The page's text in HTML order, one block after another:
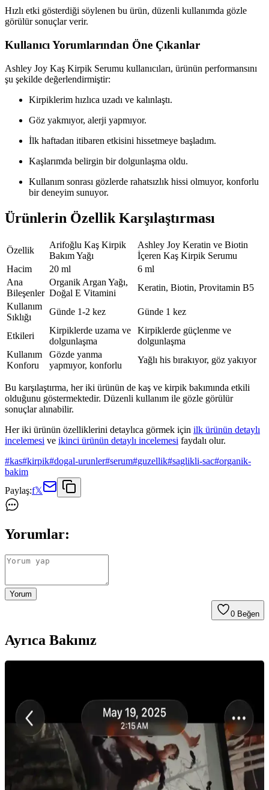
Hızlı etki gösterdiği söylenen bu ürün, düzenli kullanımda gözle
görülür sonuçlar verir.
Kullanıcı Yorumlarından Öne Çıkanlar
Ashley Joy Kaş Kirpik Serumu kullanıcıları, ürünün performansını
şu şekilde değerlendirmiştir:
Kirpiklerim hızlıca uzadı ve kalınlaştı.
Göz yakmıyor, alerji yapmıyor.
İlk haftadan itibaren etkisini hissetmeye başladım.
Kaşlarımda belirgin bir dolgunlaşma oldu.
Kullanım sonrası gözlerde rahatsızlık hissi olmuyor, konforlu
bir deneyim sunuyor.
Ürünlerin Özellik Karşılaştırması
Özellik
Arifoğlu Kaş Kirpik
Bakım Yağı
Ashley Joy Keratin ve Biotin
İçeren Kaş Kirpik Serumu
Hacim
20 ml
6 ml
Ana
Bileşenler
Organik Argan Yağı,
Doğal E Vitamini
Keratin, Biotin, Provitamin B5
Kullanım
Sıklığı
Günde 1-2 kez Günde 1 kez
Etkileri
Kirpiklerde uzama ve
dolgunlaşma
Kirpiklerde güçlenme ve
dolgunlaşma
Kullanım
Konforu
Gözde yanma
yapmıyor, konforlu
Yağlı his bırakıyor, göz yakıyor
Bu karşılaştırma, her iki ürünün de kaş ve kirpik bakımında etkili
olduğunu göstermektedir. Düzenli kullanım ile gözle görülür
sonuçlar alınabilir.
Her iki ürünün özelliklerini detaylıca görmek için ilk ürünün detaylı
incelemesi ve ikinci ürünün detaylı incelemesi faydalı olur.
#kas#kirpik#dogal-urunler#serum#guzellik#saglikli-sac#organik-
bakim
Paylaş:f𝕏
Yorumlar:
Yorum
0 Beğen
Ayrıca Bakınız
Mat rujlar, kaşlarda canlı renkler ve doğal görünüm sağlar. Pudra ile
sabitleme, kalıcılığı artırır. Kuyruk kısmı şekillendirme gibi yaratıcı
tekniklerle kişisel ifade güçlenir.
Makyajda Özgüven Yaratmanın Yöntemleri ve
Doğru Ürün Seçimi